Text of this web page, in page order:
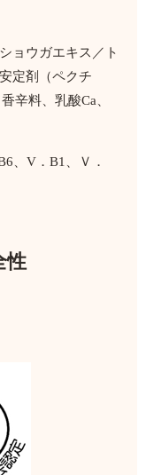
ョウガエキス／ト
定剤（ペクチ
辛料、乳酸Ca、
、V．B1、Ｖ．
性